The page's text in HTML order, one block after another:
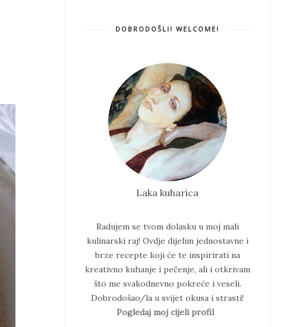
DOBRODOŠLI! WELCOME!
Laka kuharica
Radujem se tvom dolasku u moj mali
kulinarski raj! Ovdje dijelim jednostavne i
brze recepte koji će te inspirirati na
kreativno kuhanje i pečenje, ali i otkrivam
što me svakodnevno pokreće i veseli.
Dobrodošao/la u svijet okusa i strasti!
Pogledaj moj cijeli profil